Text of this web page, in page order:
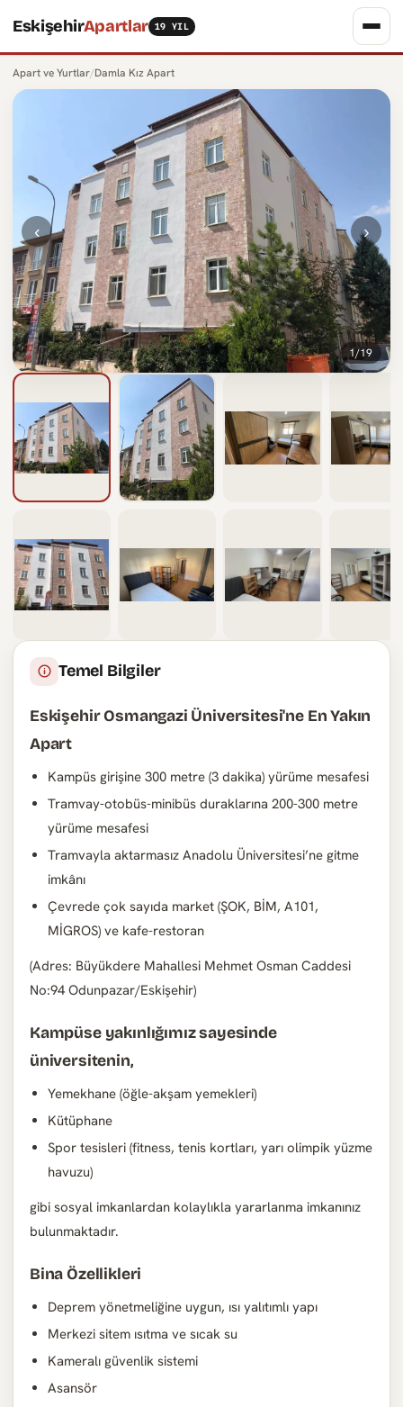
EskişehirApartlar 19 YIL
Apart ve Yurtlar/Damla Kız Apart
‹ ›
1/19
Temel Bilgiler
Eskişehir Osmangazi Üniversitesi'ne En Yakın
Apart
Kampüs girişine 300 metre (3 dakika) yürüme mesafesi
Tramvay-otobüs-minibüs duraklarına 200-300 metre
yürüme mesafesi
Tramvayla aktarmasız Anadolu Üniversitesi’ne gitme
imkânı
Çevrede çok sayıda market (ŞOK, BİM, A101,
MİGROS) ve kafe-restoran
(Adres: Büyükdere Mahallesi Mehmet Osman Caddesi
No:94 Odunpazar/Eskişehir)
Kampüse yakınlığımız sayesinde
üniversitenin,
Yemekhane (öğle-akşam yemekleri)
Kütüphane
Spor tesisleri (fitness, tenis kortları, yarı olimpik yüzme
havuzu)
gibi sosyal imkanlardan kolaylıkla yararlanma imkanınız
bulunmaktadır.
Bina Özellikleri
Deprem yönetmeliğine uygun, ısı yalıtımlı yapı
Merkezi sitem ısıtma ve sıcak su
Kameralı güvenlik sistemi
Asansör